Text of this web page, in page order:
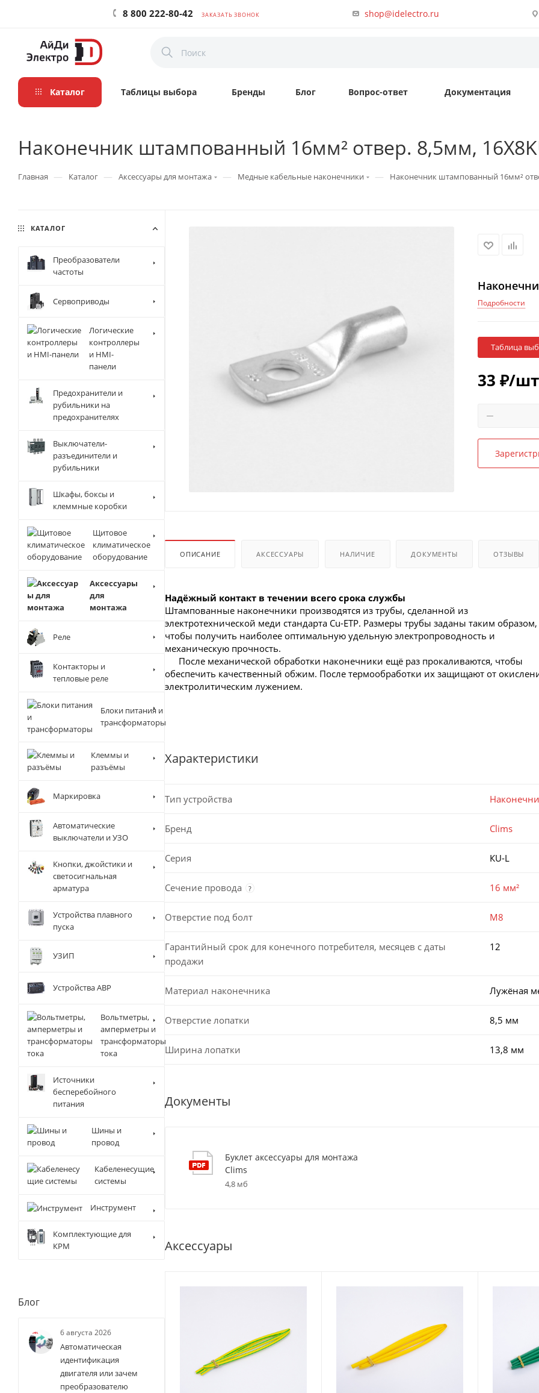
8 800 222-80-42 ЗАКАЗАТЬ ЗВОНОК shop@idelectro.ru
Каталог Таблицы выбора Бренды Блог Вопрос-ответ Документация
Наконечник штампованный 16мм² отвер. 8,5мм,
Главная — Каталог — Аксессуары для монтажа — Медные кабельные наконечники — Наконечник штампованный 16мм²
Подробности
Таблица
33 ₽/шт
ОПИСАНИЕ АКСЕССУАРЫ НАЛИЧИЕ ДОКУМЕНТЫ ОТЗЫВЫ
Надёжный контакт в течении всего срока службы
Штампованные наконечники производятся из трубы, сделанной из
электротехнической меди стандарта Cu-ETP. Размеры трубы заданы таким образом,
чтобы получить наиболее оптимальную удельную электропроводность и
механическую прочность.
После механической обработки наконечники ещё раз прокаливаются, чтобы
обеспечить качественный обжим. После термообработки их защищают от
электролитическим лужением.
Характеристики
Тип устройства
Бренд Clims
Серия КU-L
Сечение провода ? 16 мм²
Отверстие под болт M8
Гарантийный срок для конечного потребителя, месяцев с даты
продажи
12
Материал наконечника Лужёная
Отверстие лопатки 8,5 мм
Ширина лопатки 13,8 мм
Документы
Буклет аксессуары для монтажа
Clims
4,8 мб
Аксессуары
КАТАЛОГ
Преобразователи
частоты
Сервоприводы
Логические
контроллеры
и HMI-
панели
Предохранители и
рубильники на
предохранителях
Выключатели-
разъединители и
рубильники
Шкафы, боксы и
клеммные коробки
Щитовое
климатическое
оборудование
Аксессуары
для
монтажа
Реле
Контакторы и
тепловые реле
Блоки питания и
трансформаторы
Клеммы и
разъёмы
Маркировка
Автоматические
выключатели и УЗО
Кнопки, джойстики и
светосигнальная
арматура
Устройства плавного
пуска
УЗИП
Устройства АВР
Вольтметры,
амперметры и
трансформаторы
тока
Источники
бесперебойного
питания
Шины и
провод
Кабеленесущие
системы
Инструмент
Комплектующие для
КРМ
Блог
6 августа 2026
Автоматическая
идентификация
двигателя или зачем
преобразователю